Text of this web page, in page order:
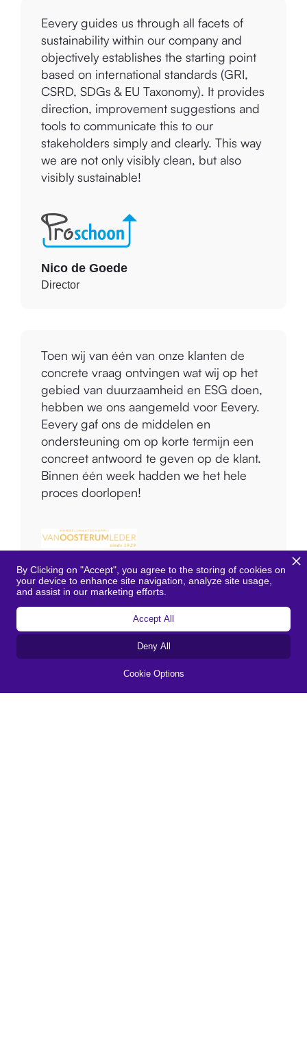
Eevery guides us through all facets of
sustainability within our company and
objectively establishes the starting point
based on international standards (GRI,
CSRD, SDGs & EU Taxonomy). It provides
direction, improvement suggestions and
tools to communicate this to our
stakeholders simply and clearly. This way
we are not only visibly clean, but also
Nico de Goede
Toen wij van één van onze klanten de
concrete vraag ontvingen wat wij op het
gebied van duurzaamheid en ESG doen,
hebben we ons aangemeld voor Eevery.
Eevery gaf ons de middelen en
ondersteuning om op korte termijn een
concreet antwoord te geven op de klant.
Binnen één week hadden we het hele
Evert van Oosterum
By Clicking on "Accept", you agree to the storing of cookies on
your device to enhance site navigation, analyze site usage,
and assist in our marketing efforts.
Cookie Options
Deny All
Accept All